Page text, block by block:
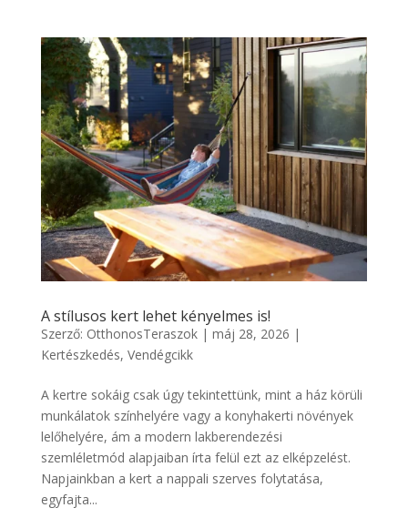
A stílusos kert lehet kényelmes is!
Szerző: OtthonosTeraszok| máj 28, 2026 |
Kertészkedés, Vendégcikk
A kertre sokáig csak úgy tekintettünk, mint a ház körüli
munkálatok színhelyére vagy a konyhakerti növények
lelőhelyére, ám a modern lakberendezési
szemléletmód alapjaiban írta felül ezt az elképzelést.
Napjainkban a kert a nappali szerves folytatása,
egyfajta...